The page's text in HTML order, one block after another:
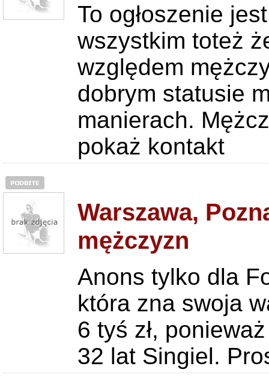
To ogłoszenie
wszystkim toteż
względem
dobrym statusie
manierach.
pokaż kontakt
Warszawa,
mężczyzn
Anons tylko dla
która zna swoja
6 tyś zł,
32 lat Singiel.